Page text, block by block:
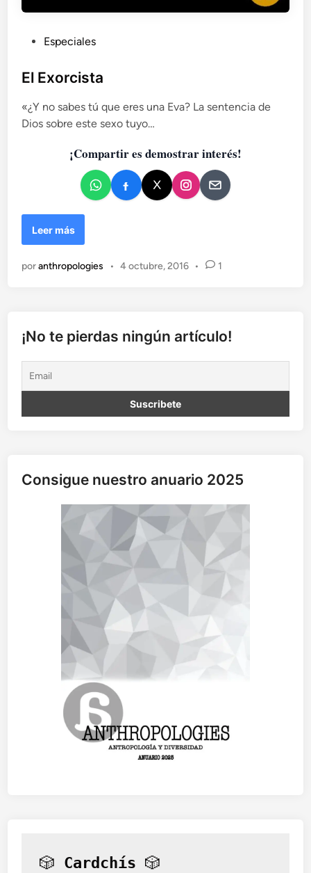
b
i
c
Especiales
El Exorcista
«¿Y no sabes tú que eres una Eva? La sentencia de
Dios sobre este sexo tuyo…
¡Compartir es demostrar interés!
E
l
x
i
t
a
Leer más
poranthropologies • 4 octubre, 2016 • 1
¡No te pierdas ningún artículo!
Consigue nuestro anuario 2025
🎲 Cardchís 🎲